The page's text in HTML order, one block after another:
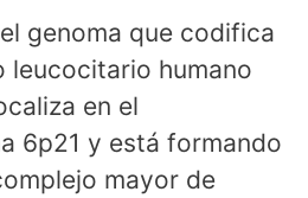
genoma que codifica
leucocitario humano
en el
6p21 y está formando
mayor de